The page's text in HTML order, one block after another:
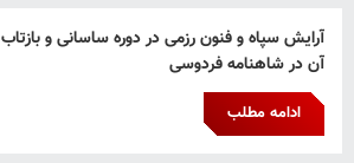
آرایش سپاه و فنون رزمی در دوره ساسانی و بازتاب
آن در شاهنامه فردوسی
ادامه مطلب